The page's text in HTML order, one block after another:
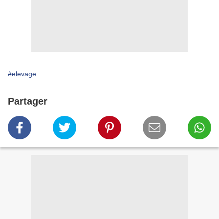
#elevage
Partager